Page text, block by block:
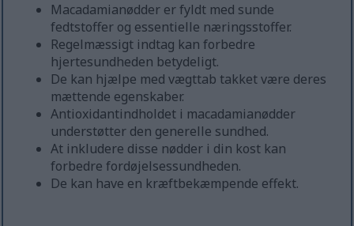
Macadamianødder er fyldt med sunde
fedtstoffer og essentielle næringsstoffer.
Regelmæssigt indtag kan forbedre
hjertesundheden betydeligt.
De kan hjælpe med vægttab takket være deres
mættende egenskaber.
Antioxidantindholdet i macadamianødder
understøtter den generelle sundhed.
At inkludere disse nødder i din kost kan
forbedre fordøjelsessundheden.
De kan have en kræftbekæmpende effekt.